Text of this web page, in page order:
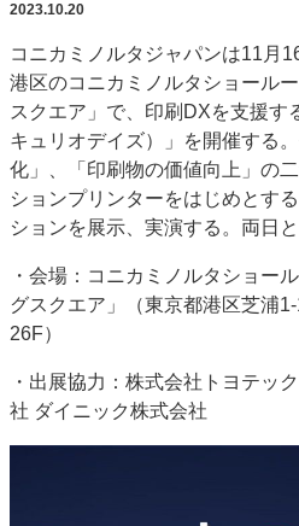
特集
特集・
案内
発
運営
会
2023.10.20
コニカミノルタジャパンは11月
港区のコニカミノルタショール
スクエア」で、印刷DXを支援す
キュリオデイズ）」を開催する
化」、「印刷物の価値向上」の
ションプリンターをはじめとす
ションを展示、実演する。両日
・会場：コニカミノルタショー
グスクエア」（東京都港区芝浦
26F）
・出展協力：株式会社トヨテッ
社 ダイニック株式会社